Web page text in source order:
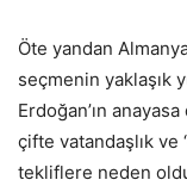
Öte yandan
seçmenin yaklaşık
Erdoğan’ın
çifte vatandaşlık ve
tekliflere neden